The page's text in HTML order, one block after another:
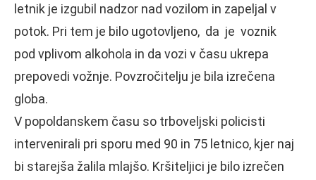
letnik je izgubil nadzor nad vozilom in zapeljal v
potok. Pri tem je bilo ugotovljeno, da je voznik
pod vplivom alkohola in da vozi v času ukrepa
prepovedi vožnje. Povzročitelju je bila izrečena
globa.
V popoldanskem času so trboveljski policisti
intervenirali pri sporu med 90 in 75 letnico, kjer naj
bi starejša žalila mlajšo. Kršiteljici je bilo izrečen